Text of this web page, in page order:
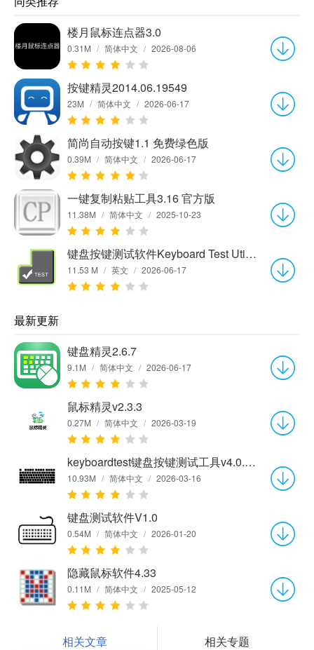
楼月鼠标连点器3.0
0.31M / 简体中文 / 2026-08-06
按键精灵2014.06.19549
23M / 简体中文 / 2026-06-17
简尚自动按键1.1 免费绿色版
0.39M / 简体中文 / 2026-06-17
一键复制粘贴工具3.16 官方版
11.38M / 简体中文 / 2025-10-23
键盘按键测试软件Keyboard Test Utilityv4.0.1003.0
11.53 M / 英文 / 2026-06-17
最新更新
键盘精灵2.6.7
9.1M / 简体中文 / 2026-06-17
鼠标精灵v2.3.3
0.27M / 简体中文 / 2026-03-19
keyboardtest键盘按键测试工具v4.0.1003.0
10.93M / 简体中文 / 2026-03-16
键盘测试软件V1.0
0.54M / 简体中文 / 2026-01-20
隐藏鼠标软件4.33
0.11M / 简体中文 / 2025-05-12
相关文章 相关专题